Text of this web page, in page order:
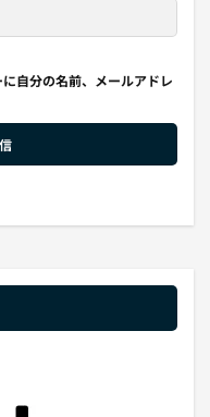
自分の名前、メールアドレ